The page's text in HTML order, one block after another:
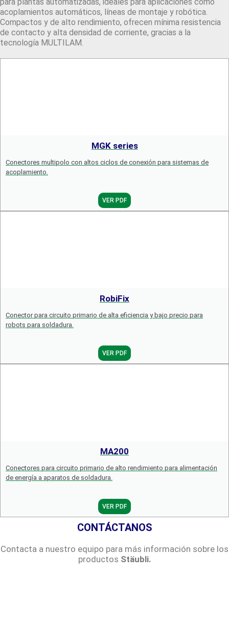
acoplamientos automáticos, líneas de montaje y robótica.
Compactos y de alto rendimiento, ofrecen mínima resistencia
de contacto y alta densidad de corriente, gracias a la
tecnología MULTILAM.
MGK series
Conectores multipolo con altos ciclos de conexión para sistemas de
acoplamiento.
VER PDF
RobiFix
Conector para circuito primario de alta eficiencia y bajo precio para
robots para soldadura.
VER PDF
MA200
Conectores para circuito primario de alto rendimiento para alimentación
de energía a aparatos de soldadura.
VER PDF
CONTÁCTANOS
Contacta a nuestro equipo para más información sobre los
productos Stäubli.